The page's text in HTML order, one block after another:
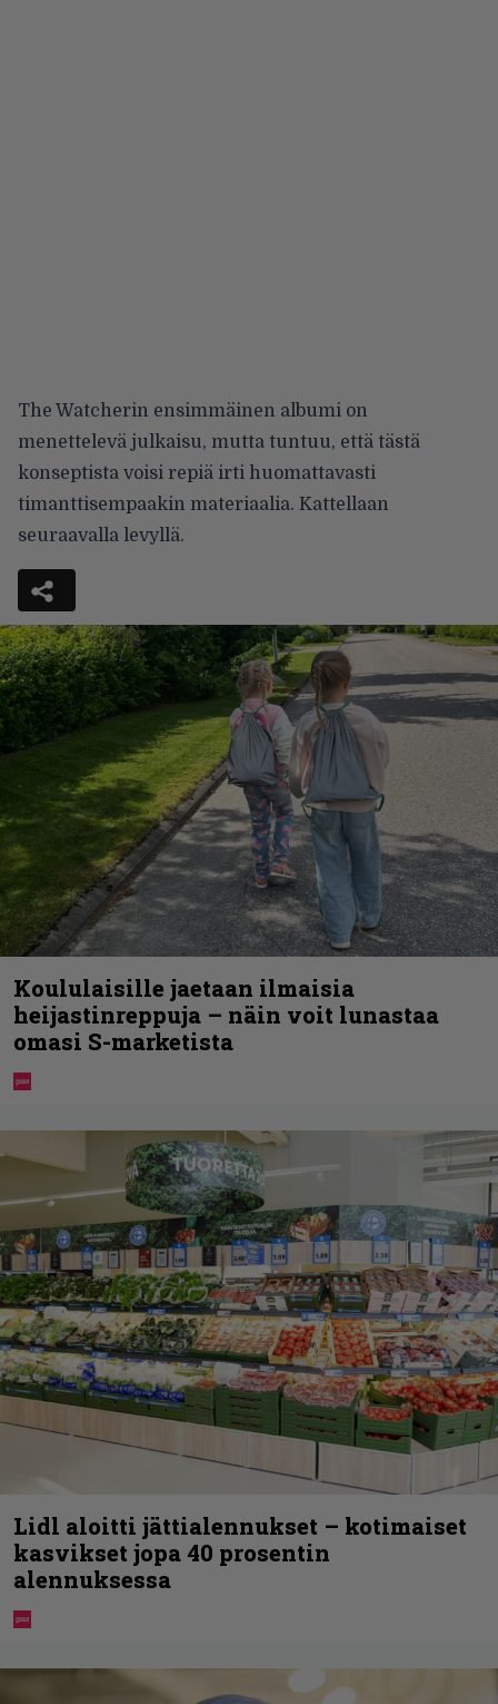
The Watcherin ensimmäinen albumi on
menettelevä julkaisu, mutta tuntuu, että tästä
konseptista voisi repiä irti huomattavasti
timanttisempaakin materiaalia. Kattellaan
seuraavalla levyllä.
Koululaisille jaetaan ilmaisia
heijastinreppuja – näin voit lunastaa
omasi S-marketista
Lidl aloitti jättialennukset – kotimaiset
kasvikset jopa 40 prosentin
alennuksessa